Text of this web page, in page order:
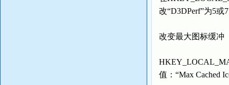
改“D3DPerf”为5或
改变最大图标缓冲
值：“Max Cached